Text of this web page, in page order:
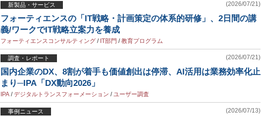
新製品・サービス (2026/07/21)
フォーティエンスの「IT戦略・計画策定の体系的研修」、2日間の講
義/ワークでIT戦略立案力を養成
フォーティエンスコンサルティング / IT部門 /教育プログラム
調査・レポート (2026/07/21)
国内企業のDX、8割が着手も価値創出は停滞、AI活用は業務効率化止
まり─IPA「DX動向2026」
IPA /デジタルトランスフォーメーション /ユーザー調査
事例ニュース (2026/07/13)